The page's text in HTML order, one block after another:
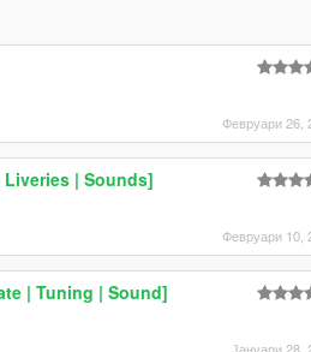
Февруари 26,
| Sounds]
Февруари 10,
| Tuning | Sound]
Јануари 28,